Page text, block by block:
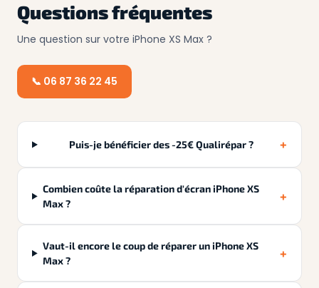
Questions fréquentes
Une question sur votre iPhone XS Max ?
📞 06 87 36 22 45
Puis-je bénéficier des -25€ Qualirépar ? +
Combien coûte la réparation d'écran iPhone XS
Max ?
+
Vaut-il encore le coup de réparer un iPhone XS
Max ?
+